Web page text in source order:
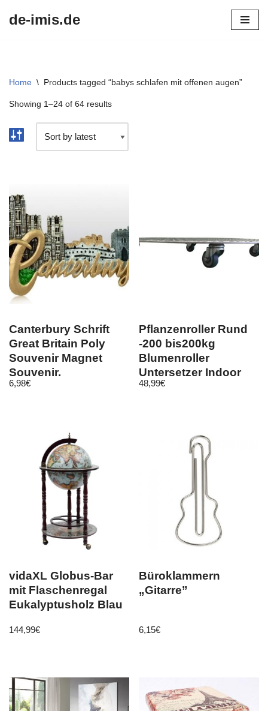
de-imis.de
Home \ Products tagged “babys schlafen mit offenen augen”
Showing 1–24 of 64 results
Canterbury Schrift
Great Britain Poly
Souvenir Magnet
Souvenir,
Großbritannien
6,98€
Pflanzenroller Rund
-200 bis200kg
Blumenroller
Untersetzer Indoor
Outdoor Alu
48,99€
vidaXL Globus-Bar
mit Flaschenregal
Eukalyptusholz Blau
144,99€
Büroklammern
„Gitarre”
6,15€